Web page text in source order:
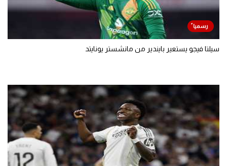
سيلتا فيجو يستعير بايندير من مانشستر يونايتد